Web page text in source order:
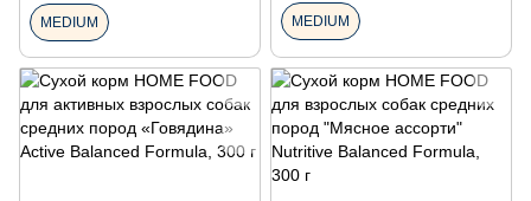
MEDIUM MEDIUM